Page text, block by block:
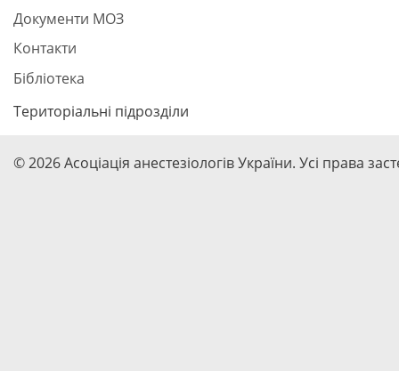
Документи МОЗ
Контакти
Бібліотека
Територіальні підрозділи
© 2026 Асоціація анестезіологів України. Усі права